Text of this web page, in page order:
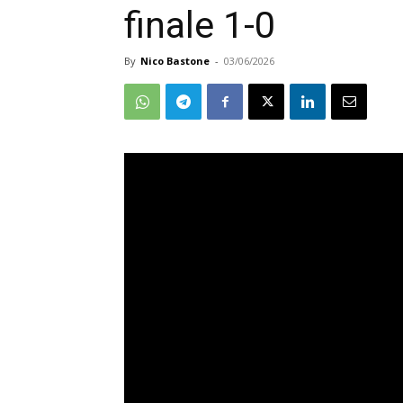
finale 1-0
By Nico Bastone - 03/06/2026